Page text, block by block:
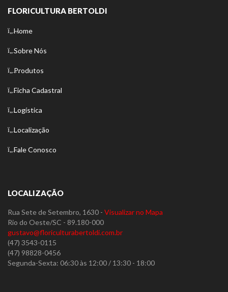
FLORICULTURA BERTOLDI
Home
Sobre Nós
Produtos
Ficha Cadastral
Logística
Localização
Fale Conosco
LOCALIZAÇÃO
Rua Sete de Setembro, 1630 - Visualizar no Mapa
Rio do Oeste/SC - 89.180-000
gustavo@floriculturabertoldi.com.br
(47) 3543-0115
(47) 98828-0456
Segunda-Sexta: 06:30 às 12:00 / 13:30 - 18:00